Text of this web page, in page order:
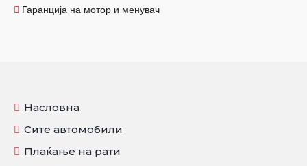
Гаранција на мотор и менувач
Насловна
Сите автомобили
Плаќање на рати